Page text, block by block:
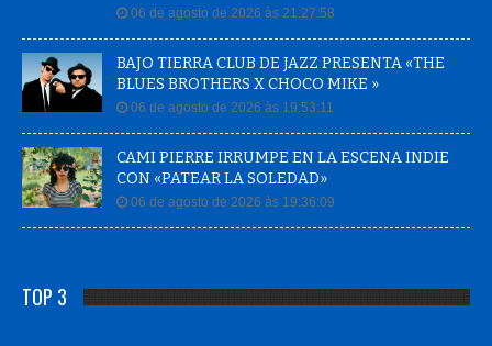
06 de agosto de 2026 às 21:27:58
BAJO TIERRA CLUB DE JAZZ PRESENTA «THE
BLUES BROTHERS X CHOCO MIKE »
06 de agosto de 2026 às 19:53:11
CAMI PIERRE IRRUMPE EN LA ESCENA INDIE
CON «PATEAR LA SOLEDAD»
06 de agosto de 2026 às 19:36:09
TOP 3